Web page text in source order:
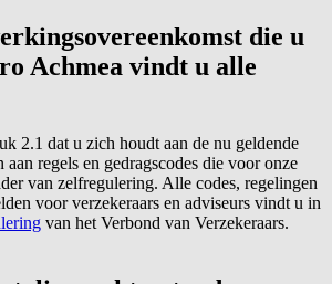
die u
Achmea vindt u alle
2.1 dat u zich houdt aan de nu geldende
regels en gedragscodes die voor onze
van zelfregulering. Alle codes, regelingen
voor verzekeraars en adviseurs vindt u in
van het Verbond van Verzekeraars.